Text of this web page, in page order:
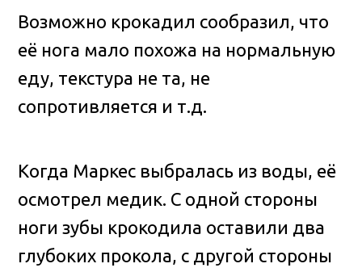
Возможно крокадил сообразил, что
её нога мало похожа на нормальную
еду, текстура не та, не
сопротивляется и т.д.
Когда Маркес выбралась из воды, её
осмотрел медик. С одной стороны
ноги зубы крокодила оставили два
глубоких прокола, с другой стороны